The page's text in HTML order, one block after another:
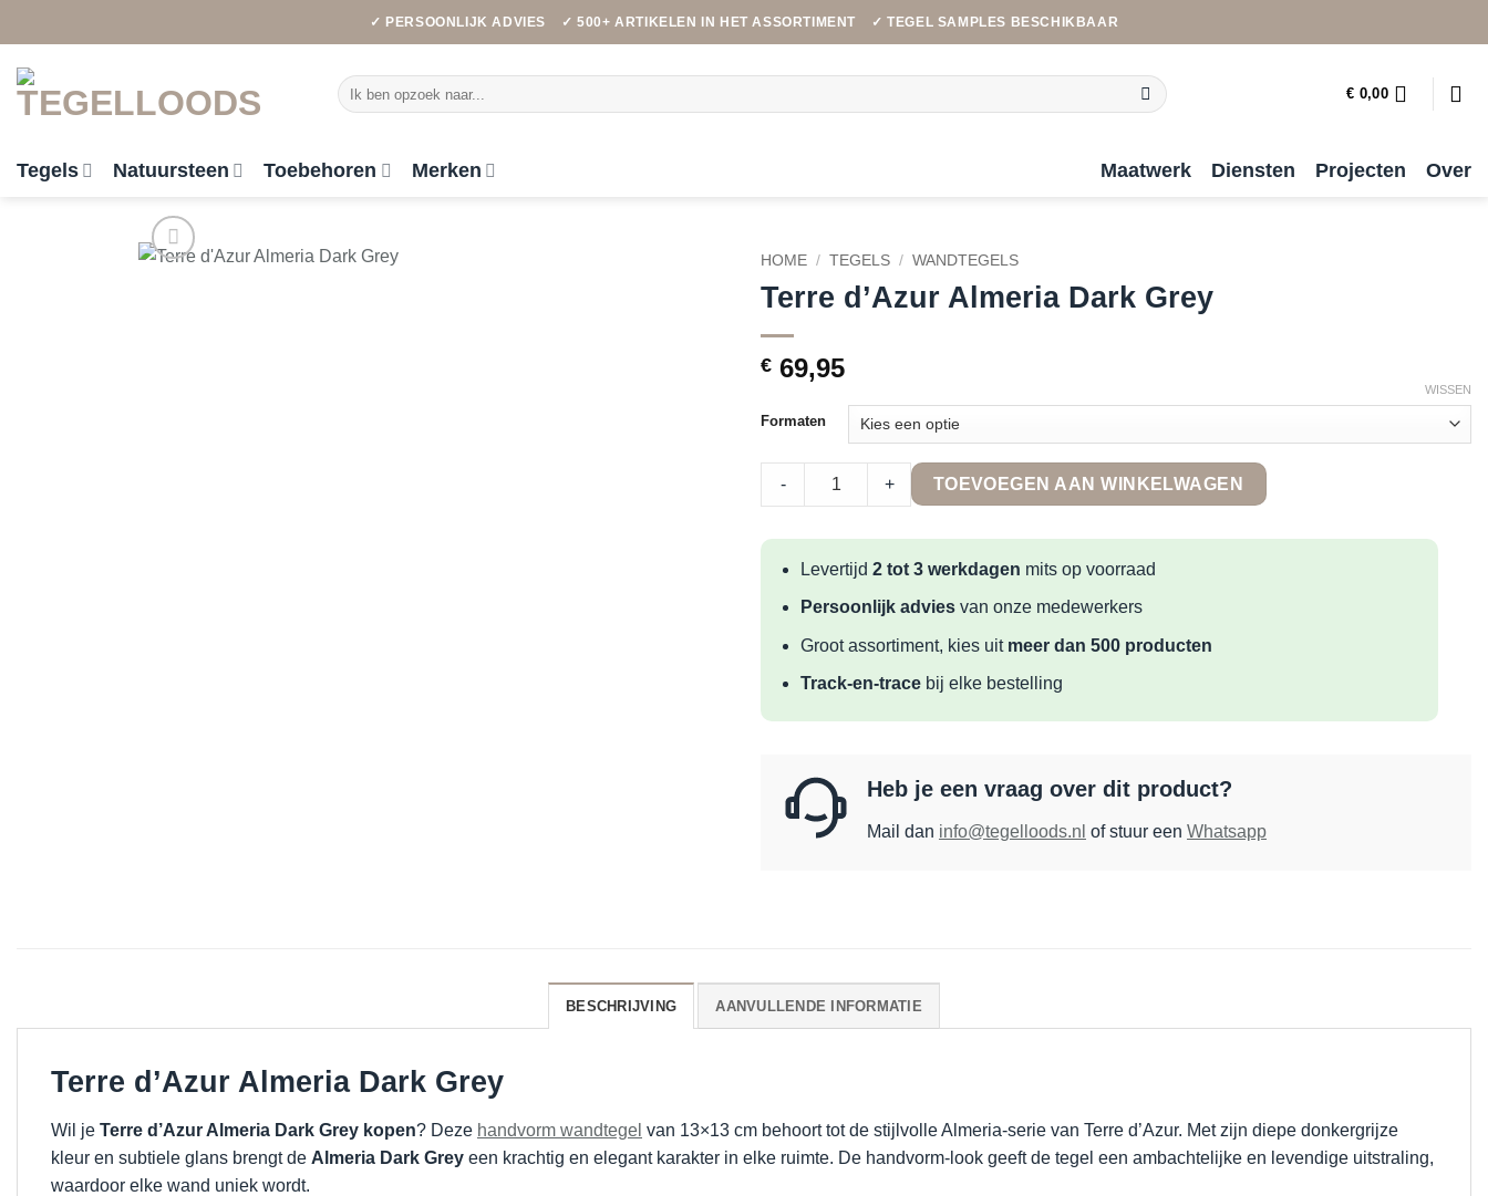
naar
inhoud
✓ PERSOONLIJK ADVIES ✓ 500+ ARTIKELEN IN HET ASSORTIMENT ✓ TEGEL SAMPLES BESCHIKBAAR
Zoeken
naar:
€ 0,00
Tegels Natuursteen Toebehoren Merken Maatwerk Diensten Projecten Over
HOME / TEGELS / WANDTEGELS
Terre d’Azur Almeria Dark Grey
€ 69,95
Formaten
WISSEN
Terre d'Azur Almeria Dark Grey quantity
- + TOEVOEGEN AAN WINKELWAGEN
Levertijd 2 tot 3 werkdagen mits op voorraad
Persoonlijk adviesvan onze medewerkers
Groot assortiment, kies uit meer dan 500 producten
Track-en-tracebij elke bestelling
Heb je een vraag over dit product?
Mail dan info@tegelloods.nl of stuur een Whatsapp
BESCHRIJVING AANVULLENDE INFORMATIE
Terre d’Azur Almeria Dark Grey
Wil je Terre d’Azur Almeria Dark Grey kopen? Deze handvorm wandtegel van 13×13 cm behoort tot de stijlvolle Almeria-serie van Terre d’Azur. Met zijn diepe donkergrijze
kleur en subtiele glans brengt de Almeria Dark Grey een krachtig en elegant karakter in elke ruimte. De handvorm-look geeft de tegel een ambachtelijke en levendige uitstraling,
waardoor elke wand uniek wordt.